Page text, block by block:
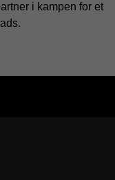
i kampen for et